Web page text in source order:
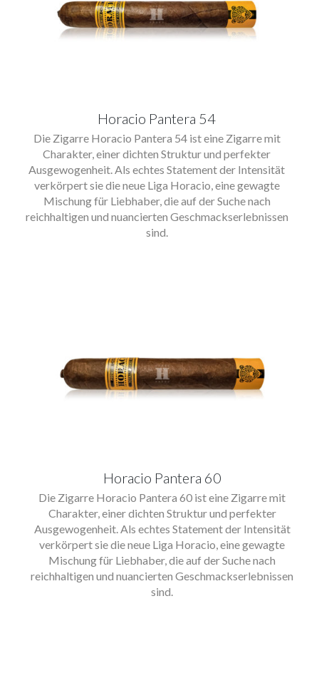
Horacio Pantera 54
Die Zigarre Horacio Pantera 54 ist eine Zigarre mit
Charakter, einer dichten Struktur und perfekter
Ausgewogenheit. Als echtes Statement der Intensität
verkörpert sie die neue Liga Horacio, eine gewagte
Mischung für Liebhaber, die auf der Suche nach
reichhaltigen und nuancierten Geschmackserlebnissen
sind.
Horacio Pantera 60
Die Zigarre Horacio Pantera 60 ist eine Zigarre mit
Charakter, einer dichten Struktur und perfekter
Ausgewogenheit. Als echtes Statement der Intensität
verkörpert sie die neue Liga Horacio, eine gewagte
Mischung für Liebhaber, die auf der Suche nach
reichhaltigen und nuancierten Geschmackserlebnissen
sind.